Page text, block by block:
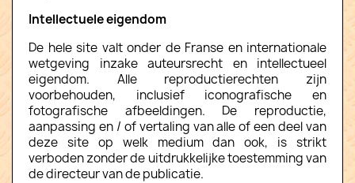
Intellectuele eigendom
De hele site valt onder de Franse en internationale
wetgeving inzake auteursrecht en intellectueel
eigendom. Alle reproductierechten zijn
voorbehouden, inclusief iconografische en
fotografische afbeeldingen. De reproductie,
aanpassing en / of vertaling van alle of een deel van
deze site op welk medium dan ook, is strikt
verboden zonder de uitdrukkelijke toestemming van
de directeur van de publicatie.